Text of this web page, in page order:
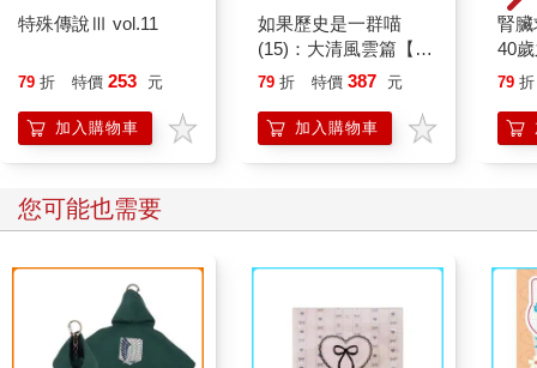
陣由遠而近的腳步聲與交談聲。
兩個男生見苗頭不對，立刻奪門而出逃之夭夭，而我們一群女生
反應不及，就這麼被老師逮個正著。
帶頭霸凌蔡欣頤的姚淇，理當該受到最嚴厲的處罰。
但我那一推造成她右手的小指些微骨折，必須裹上石膏一段時
間，老師便認為她已得到教訓，不再對她究責；而我為了保護蔡
欣頤而讓姚淇受傷，自然也免不了被罰，所幸懲處算輕，只需抄
雖說最後我幫蔡欣頤擺脫姚淇的惡意挑釁，然而當初帶她到音樂
教室的人是我，說服她接受邀請，讓她相信姚淇是出於善意的人
也是我，是我讓她遭逢那樣的慘事。
特殊傳說Ⅲ vol.11
79 折 特價 253 元
加入購物車
如果歷史是一群喵
(15)：大清風雲篇【萌
貓漫畫學歷史】
79 折 特價 387 元
加入購物車
腎
40
就
79 折
您可能也需要